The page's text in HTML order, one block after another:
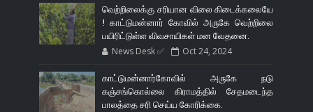
வெற்றிலைக்கு சரியான விலை கிடைக்கலையே
! காட்டுமன்னார் கோவில் அருகே வெற்றிலை
பயிரிட்டுள்ள விவசாயிகள் மன வேதனை.
News Desk ✅ Oct 24, 2024
காட்டுமன்னார்கோவில் அருகே நடு
கஞ்சங்கொல்லை கிராமத்தில் சேதமடைந்த
பாலத்தை சரி செய்ய கோரிக்கை.